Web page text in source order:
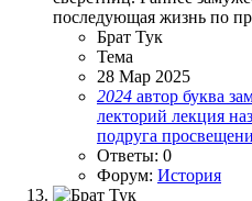
последующая жизнь по
Брат Тук
Тема
28 Мар 2025
2024 автор буква
лекторий лекция
подруга
Ответы: 0
Форум: История